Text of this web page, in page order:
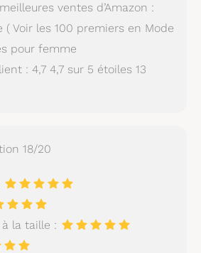
ventes d’Amazon :
( Voir les 100 premiers en Mode
pour femme
: 4,7 4,7 sur 5 étoiles 13
18/20
la taille :